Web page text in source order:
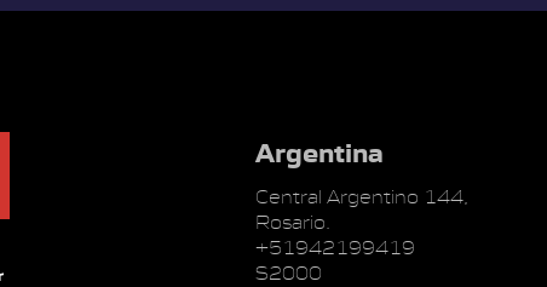
Argentina
Central Argentino 144,
Rosario.
+51942199419
S2000